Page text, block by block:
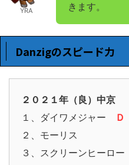
YRA
きます。
Danzigのスピード力
２０２１年（良）中京
１、ダイワメジャー
Ｄ
２、モーリス
３、スクリーンヒーロー